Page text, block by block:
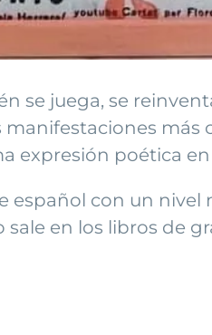
se juega, se
más
expresión poética
con un nivel
en los libros de